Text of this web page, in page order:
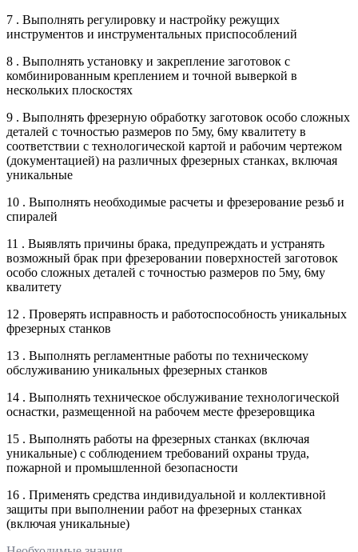
7 . Выполнять регулировку и настройку режущих
инструментов и инструментальных приспособлений
8 . Выполнять установку и закрепление заготовок с
комбинированным креплением и точной выверкой в
нескольких плоскостях
9 . Выполнять фрезерную обработку заготовок особо сложных
деталей с точностью размеров по 5му, 6му квалитету в
соответствии с технологической картой и рабочим чертежом
(документацией) на различных фрезерных станках, включая
уникальные
10 . Выполнять необходимые расчеты и фрезерование резьб и
спиралей
11 . Выявлять причины брака, предупреждать и устранять
возможный брак при фрезеровании поверхностей заготовок
особо сложных деталей с точностью размеров по 5му, 6му
квалитету
12 . Проверять исправность и работоспособность уникальных
фрезерных станков
13 . Выполнять регламентные работы по техническому
обслуживанию уникальных фрезерных станков
14 . Выполнять техническое обслуживание технологической
оснастки, размещенной на рабочем месте фрезеровщика
15 . Выполнять работы на фрезерных станках (включая
уникальные) с соблюдением требований охраны труда,
пожарной и промышленной безопасности
16 . Применять средства индивидуальной и коллективной
защиты при выполнении работ на фрезерных станках
(включая уникальные)